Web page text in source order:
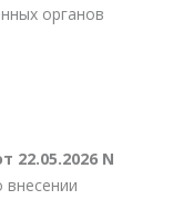
органов
22.05.2026 N